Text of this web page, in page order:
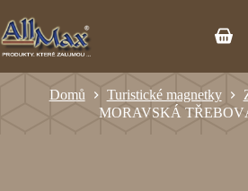
Domů Turistické magnetky
MORAVSKÁ